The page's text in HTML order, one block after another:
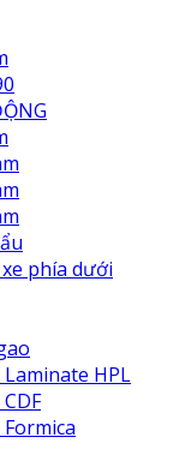
phía dưới
HPL